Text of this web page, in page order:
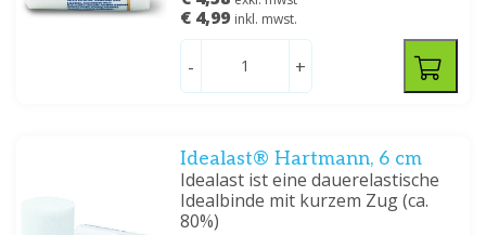
€ 4,99 inkl. mwst.
- +
Idealast® Hartmann, 6 cm
Idealast ist eine dauerelastische
Idealbinde mit kurzem Zug (ca.
80%)